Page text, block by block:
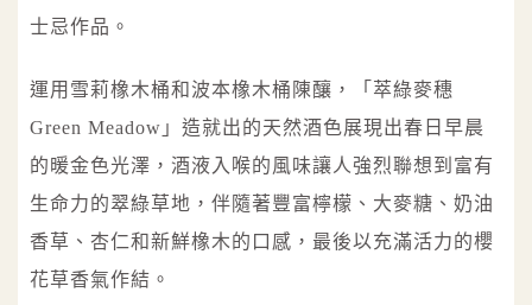
士忌作品。
運用雪莉橡木桶和波本橡木桶陳釀，「萃綠麥穗
Green Meadow」造就出的天然酒色展現出春日早晨
的暖金色光澤，酒液入喉的風味讓人強烈聯想到富有
生命力的翠綠草地，伴隨著豐富檸檬、大麥糖、奶油
香草、杏仁和新鮮橡木的口感，最後以充滿活力的櫻
花草香氣作結。